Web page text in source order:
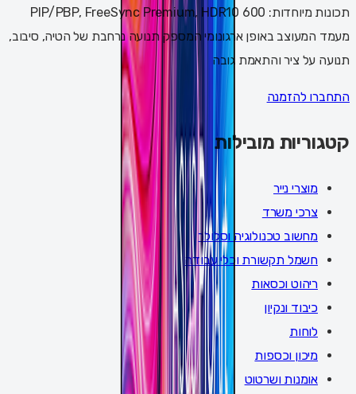
תכונות מיוחדות: PIP/PBP, FreeSync Premium, HDR10 600
מעמד המעוצב באופן ארגונומי המספק תנועה נרחבת של הטיה, סיבוב,
תנועה על ציר והתאמת גובה
התחברו להזמנה
קטגוריות מובילות
מוצרי נייר
צרכי משרד
מחשוב טכנולוגיה וסלולר
חשמל תקשורת וכלי עבודה
ריהוט וכסאות
כיבוד ונקיון
לוחות
מיכון וכספות
אומנות ושרטוט